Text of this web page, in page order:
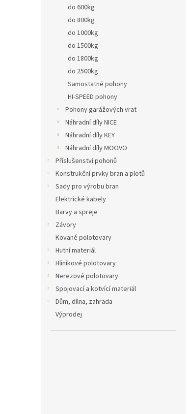
do 600kg
do 800kg
do 1000kg
do 1500kg
do 1800kg
do 2500kg
Samostatné pohony
HI-SPEED pohony
Pohony garážových vrat
Náhradní díly NICE
Náhradní díly KEY
Náhradní díly MOOVO
Příslušenství pohonů
Konstrukční prvky bran a plotů
Sady pro výrobu bran
Elektrické kabely
Barvy a spreje
Závory
Kované polotovary
Hutní materiál
Hliníkové polotovary
Nerezové polotovary
Spojovací a kotvící materiál
Dům, dílna, zahrada
Výprodej